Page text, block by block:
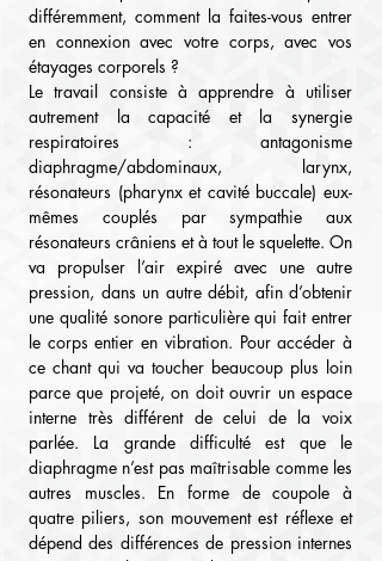
différemment, comment la faites-vous entrer
en connexion avec votre corps, avec vos
étayages corporels ?
Le travail consiste à apprendre à utiliser
autrement la capacité et la synergie
respiratoires : antagonisme
diaphragme/abdominaux, larynx,
résonateurs (pharynx et cavité buccale) eux-
mêmes couplés par sympathie aux
résonateurs crâniens et à tout le squelette. On
va propulser l’air expiré avec une autre
pression, dans un autre débit, afin d’obtenir
une qualité sonore particulière qui fait entrer
le corps entier en vibration. Pour accéder à
ce chant qui va toucher beaucoup plus loin
parce que projeté, on doit ouvrir un espace
interne très différent de celui de la voix
parlée. La grande difficulté est que le
diaphragme n’est pas maîtrisable comme les
autres muscles. En forme de coupole à
quatre piliers, son mouvement est réflexe et
dépend des différences de pression internes